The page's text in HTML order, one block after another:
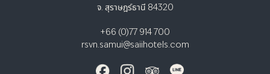
จ. สุราษฎร์ธานี 84320
+66 (0)77 914 700
rsvn.samui@saiihotels.com